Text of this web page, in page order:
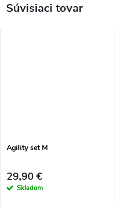
Súvisiaci tovar
Agility set M
29,90 €
Skladom